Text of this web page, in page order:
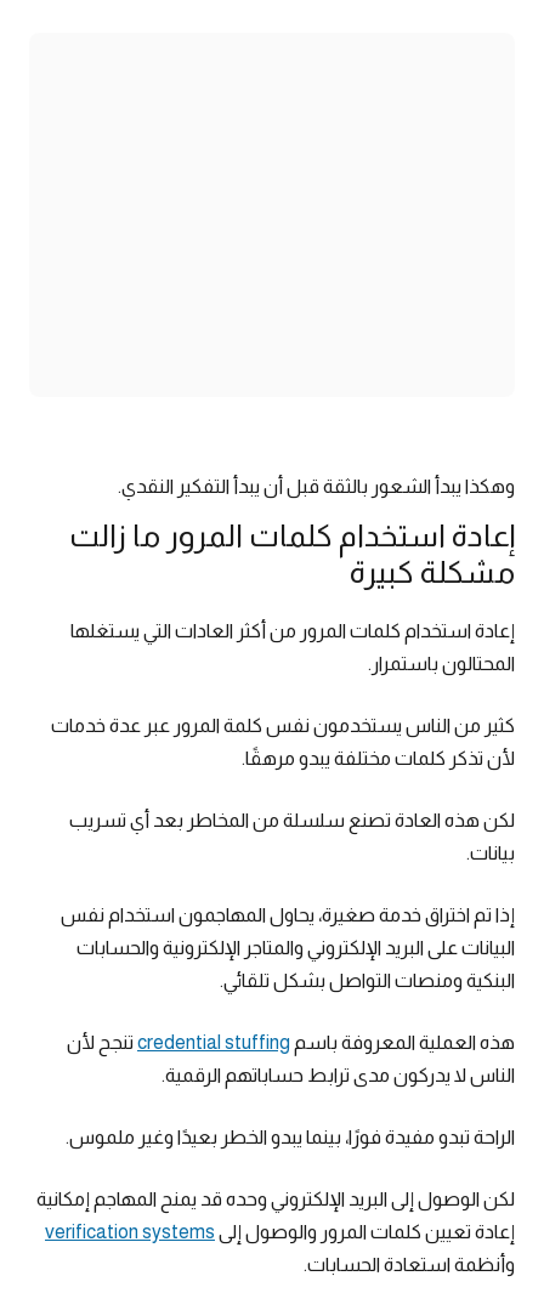
وهكذا يبدأ الشعور بالثقة قبل أن يبدأ التفكير النقدي.
إعادة استخدام كلمات المرور ما زالت
مشكلة كبيرة
إعادة استخدام كلمات المرور من أكثر العادات التي يستغلها
المحتالون باستمرار.
كثير من الناس يستخدمون نفس كلمة المرور عبر عدة خدمات
لأن تذكر كلمات مختلفة يبدو مرهقًا.
لكن هذه العادة تصنع سلسلة من المخاطر بعد أي تسريب
بيانات.
إذا تم اختراق خدمة صغيرة، يحاول المهاجمون استخدام نفس
البيانات على البريد الإلكتروني والمتاجر الإلكترونية والحسابات
البنكية ومنصات التواصل بشكل تلقائي.
هذه العملية المعروفة باسم credential stuffing تنجح لأن
الناس لا يدركون مدى ترابط حساباتهم الرقمية.
الراحة تبدو مفيدة فورًا، بينما يبدو الخطر بعيدًا وغير ملموس.
لكن الوصول إلى البريد الإلكتروني وحده قد يمنح المهاجم إمكانية
إعادة تعيين كلمات المرور والوصول إلى verification systems
وأنظمة استعادة الحسابات.